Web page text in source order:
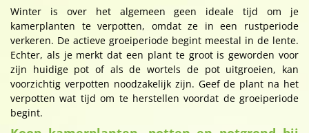
Winter is over het algemeen geen ideale tijd om je
kamerplanten te verpotten, omdat ze in een rustperiode
verkeren. De actieve groeiperiode begint meestal in de lente.
Echter, als je merkt dat een plant te groot is geworden voor
zijn huidige pot of als de wortels de pot uitgroeien, kan
voorzichtig verpotten noodzakelijk zijn. Geef de plant na het
verpotten wat tijd om te herstellen voordat de groeiperiode
begint.